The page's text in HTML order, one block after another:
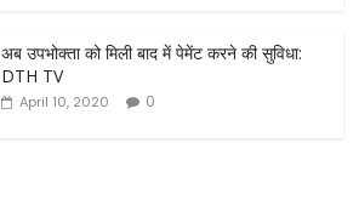
अब उपभोक्ता को मिली बाद में पेमेंट करने की सुविधा:
DTH TV
April 10, 2020 0